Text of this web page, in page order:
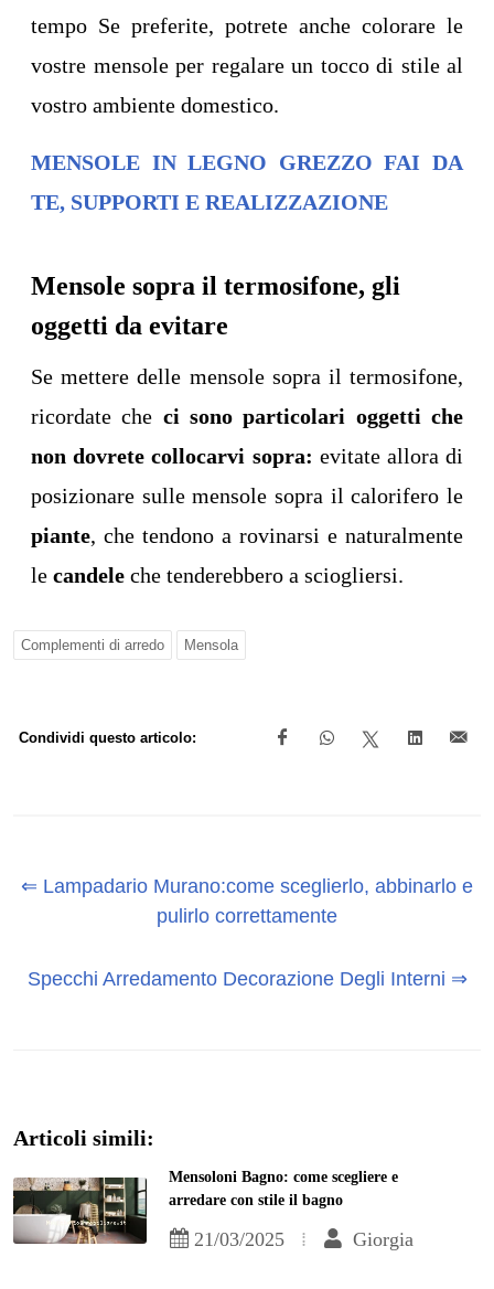
tempo Se preferite, potrete anche colorare le
vostre mensole per regalare un tocco di stile al
vostro ambiente domestico.
MENSOLE IN LEGNO GREZZO FAI DA
TE, SUPPORTI E REALIZZAZIONE
Mensole sopra il termosifone, gli
oggetti da evitare
Se mettere delle mensole sopra il termosifone,
ricordate che ci sono particolari oggetti che
non dovrete collocarvi sopra: evitate allora di
posizionare sulle mensole sopra il calorifero le
piante, che tendono a rovinarsi e naturalmente
le candele che tenderebbero a sciogliersi.
Complementi di arredo Mensola
Condividi questo articolo:
⇐ Lampadario Murano:come sceglierlo, abbinarlo e
pulirlo correttamente
Specchi Arredamento Decorazione Degli Interni ⇒
Articoli simili:
Mensoloni Bagno: come scegliere e
arredare con stile il bagno
21/03/2025 Giorgia